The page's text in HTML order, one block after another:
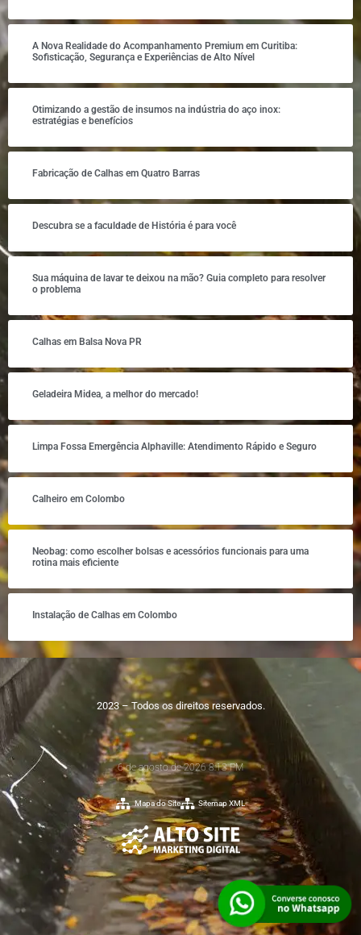
A Nova Realidade do Acompanhamento Premium em Curitiba:
Sofisticação, Segurança e Experiências de Alto Nível
Otimizando a gestão de insumos na indústria do aço inox:
estratégias e benefícios
Fabricação de Calhas em Quatro Barras
Descubra se a faculdade de História é para você
Sua máquina de lavar te deixou na mão? Guia completo para resolver
o problema
Calhas em Balsa Nova PR
Geladeira Midea, a melhor do mercado!
Limpa Fossa Emergência Alphaville: Atendimento Rápido e Seguro
Calheiro em Colombo
Neobag: como escolher bolsas e acessórios funcionais para uma
rotina mais eficiente
Instalação de Calhas em Colombo
2023 – Todos os direitos reservados.
6 de agosto de 2026 8:13 PM
Mapa do Site Sitemap XML